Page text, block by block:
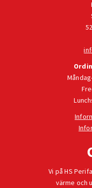
Vi på HS
värme och